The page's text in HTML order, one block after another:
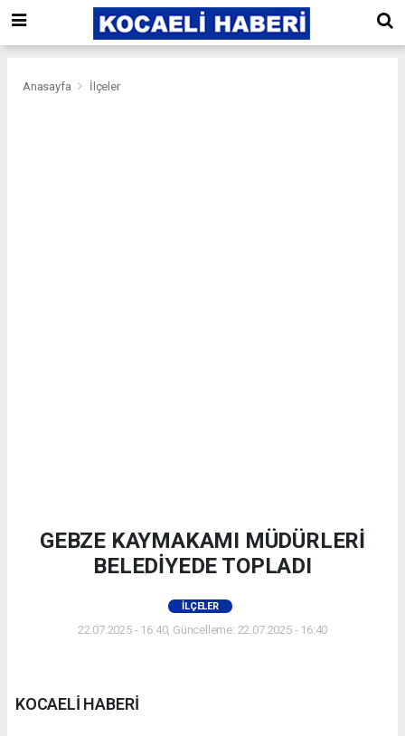
Anasayfa İlçeler
GEBZE KAYMAKAMI MÜDÜRLERİ
BELEDİYEDE TOPLADI
İLÇELER
22.07.2025 - 16:40, Güncelleme: 22.07.2025 - 16:40
KOCAELİ HABERİ